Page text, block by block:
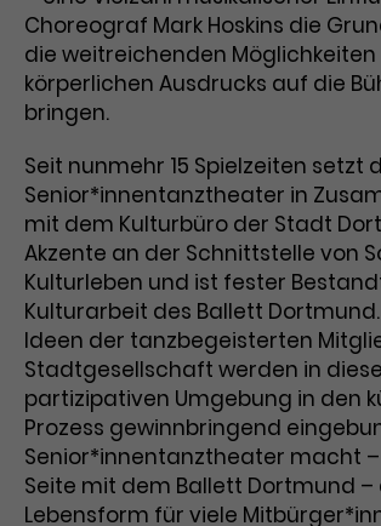
Anbieter Google Analytics
Laufzeit 1 Minute
Zweck
gesetztes Cookie.
Daten werden nur
pro Minute an Google
gesendet. Solange es
werden bestimmte
Datenübertragungen
unterbunden.
Laufzeit 3 Monate
Dieses Cookie wird
Remarketing-Funktionen
bereitzustellen.
Name IDE
Anbieter Google / DoubleClick
Laufzeit 1 Jahr
Zweck
Dieses Cookie dient der
personalisierter
misst die Wirksamkeit
Choreograf Mark Hoskins die
die weitreichenden Möglichkeiten
körperlichen Ausdrucks auf die
bringen.
Seit nunmehr 15 Spielzeiten setzt
Senior*innentanztheater in
mit dem Kulturbüro der Stadt
Akzente an der Schnittstelle von
Kulturleben und ist fester
Kulturarbeit des Ballett
Ideen der tanzbegeisterten
Stadtgesellschaft werden in
partizipativen Umgebung in den
Prozess gewinnbringend
Senior*innentanztheater macht –
Seite mit dem Ballett Dortmund –
Lebensform für viele